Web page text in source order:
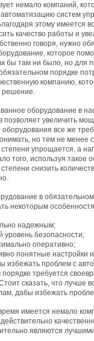
немало компаний,
систем
этому имеется
качество работы и
говоря, нужно
которое
бы там ни было, но для
порядке
компанию,
решение.
оборудование в
позволяет увеличить
оборудования все же
но тем не менее
упрощается, а
того, используя такое
снизить
в
некоторым
надежным;
уровень безопасности;
оперативно;
понятные настройки
избежать проблем с
требуется
сказать, что лучше
дабы избежать
имеется немало
являются